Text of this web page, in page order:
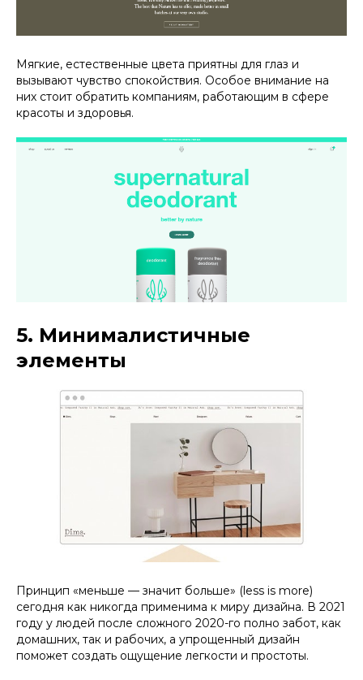
Мягкие, естественные цвета приятны для глаз и
вызывают чувство спокойствия. Особое внимание на
них стоит обратить компаниям, работающим в сфере
красоты и здоровья.
5. Минималистичные
элементы
Принцип «меньше — значит больше» (less is more)
сегодня как никогда применима к миру дизайна. В 2021
году у людей после сложного 2020-го полно забот, как
домашних, так и рабочих, а упрощенный дизайн
поможет создать ощущение легкости и простоты.